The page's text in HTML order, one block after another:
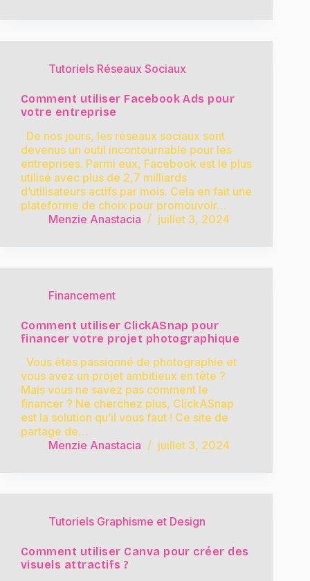
Tutoriels Réseaux Sociaux
Comment utiliser Facebook Ads pour
votre entreprise
De nos jours, les réseaux sociaux sont
devenus un outil incontournable pour les
entreprises. Parmi eux, Facebook est le plus
utilisé avec plus de 2,7 milliards
d’utilisateurs actifs par mois. Cela en fait une
plateforme de choix pour promouvoir…
Menzie Anastacia
juillet 3, 2024
Financement
Comment utiliser ClickASnap pour
financer votre projet photographique
Vous êtes passionné de photographie et
vous avez un projet ambitieux en tête ?
Mais vous ne savez pas comment le
financer ? Ne cherchez plus, ClickASnap
est la solution qu’il vous faut ! Ce site de
partage de…
Menzie Anastacia
juillet 3, 2024
Tutoriels Graphisme et Design
Comment utiliser Canva pour créer des
visuels attractifs ?